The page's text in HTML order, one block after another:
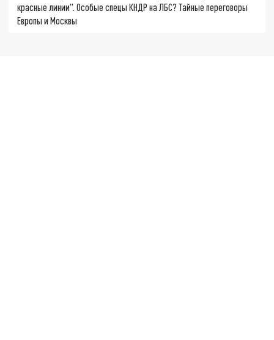
красные линии". Особые спецы КНДР на ЛБС? Тайные переговоры
Европы и Москвы